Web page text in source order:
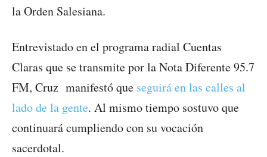
la Orden Salesiana.
Entrevistado en el programa radial Cuentas
Claras que se transmite por la Nota Diferente 95.7
FM, Cruz manifestó que seguirá en las calles al
lado de la gente. Al mismo tiempo sostuvo que
continuará cumpliendo con su vocación
sacerdotal.